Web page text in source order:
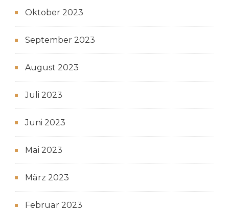
Oktober 2023
September 2023
August 2023
Juli 2023
Juni 2023
Mai 2023
März 2023
Februar 2023